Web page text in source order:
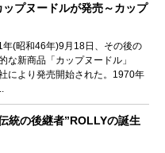
プヌードルが発売～カップ
(昭和46年)9月18日、その後の
な新商品「カップヌードル」
により発売開始された。1970年
統の後継者”ROLLYの誕生